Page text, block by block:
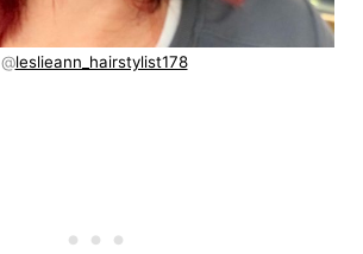
@leslieann_hairstylist178